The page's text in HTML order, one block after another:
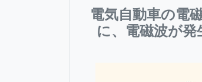
電気自動車の電
に、電磁波が